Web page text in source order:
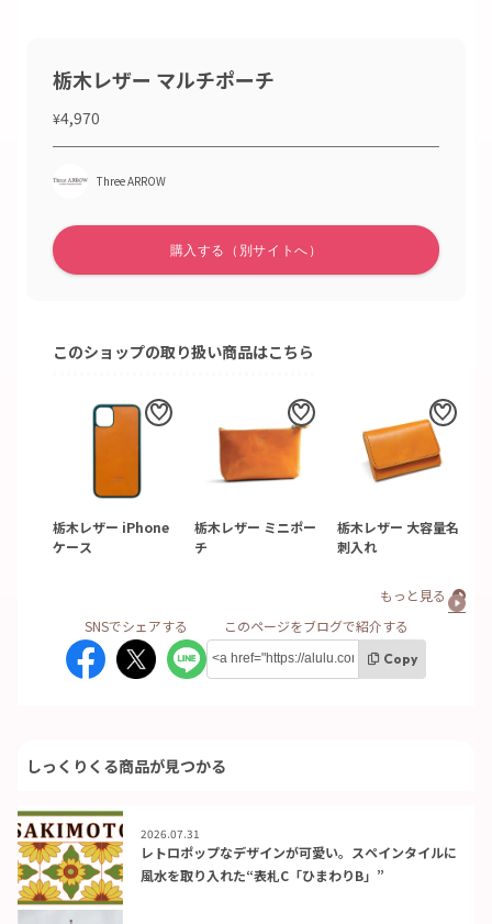
栃木レザー マルチポーチ
¥4,970
Three ARROW
このショップの取り扱い商品はこちら
栃木レザー iPhone
ケース
栃木レザー ミニポー
チ
栃木レザー 大容量名
刺入れ
もっと見る
Copy
しっくりくる商品が見つかる
2026.07.31
レトロポップなデザインが可愛い。スペインタイルに
風水を取り入れた“表札C「ひまわりB」”